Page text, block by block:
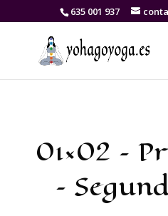
635 001 937
01×02 –
–